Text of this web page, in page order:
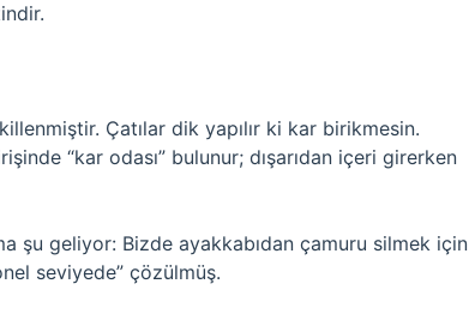
Çatılar dik yapılır ki kar birikmesin.
“kar odası” bulunur; dışarıdan içeri girerken
şu geliyor: Bizde ayakkabıdan çamuru silmek için
seviyede” çözülmüş.